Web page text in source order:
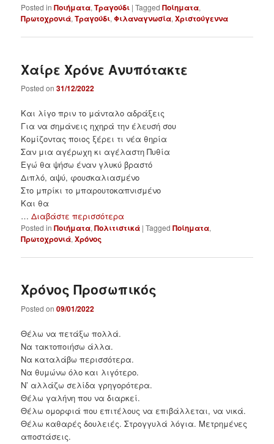
Posted in Ποιήματα,Τραγούδι |Tagged Ποίηματα,
Πρωτοχρονιά,Τραγούδι,Φιλαναγνωσία,Χριστούγεννα
Χαίρε Χρόνε Ανυπότακτε
Posted on31/12/2022
Και λίγο πριν το μάνταλο αδράξεις
Για να σημάνεις ηχηρά την έλευσή σου
Κομίζοντας ποιος ξέρει τι νέα θηρία
Σαν μια αγέρωχη κι αγέλαστη Πυθία
Εγώ θα ψήσω έναν γλυκύ βραστό
Διπλό, αψύ, φουσκαλιασμένο
Στο μπρίκι το μπαρουτοκαπνισμένο
Και θα
…Διαβάστε περισσότερα
Posted in Ποιήματα,Πολιτιστικά |Tagged Ποίηματα,
Πρωτοχρονιά,Χρόνος
Χρόνος Προσωπικός
Posted on09/01/2022
Θέλω να πετάξω πολλά.
Να τακτοποιήσω άλλα.
Να καταλάβω περισσότερα.
Να θυμώνω όλο και λιγότερο.
Ν’ αλλάζω σελίδα γρηγορότερα.
Θέλω γαλήνη που να διαρκεί.
Θέλω ομορφιά που επιτέλους να επιβάλλεται, να νικά.
Θέλω καθαρές δουλειές. Στρογγυλά λόγια. Μετρημένες
αποστάσεις.